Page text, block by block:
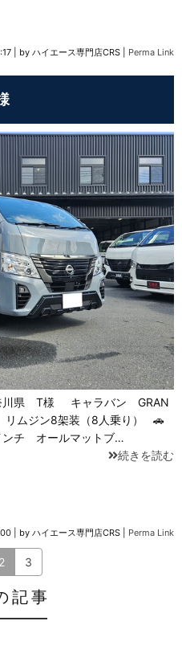
by ハイエース専門店CRS Perma Link
県 T様 キャラバン GRAN
ムジン8架装（8人乗り） 🚗
チ オールマットブ…
続きを読む
by ハイエース専門店CRS Perma Link
2 3
記事